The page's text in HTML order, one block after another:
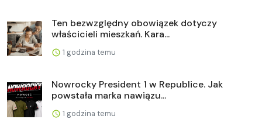
Ten bezwzględny obowiązek dotyczy
właścicieli mieszkań. Kara...
1 godzina temu
Nowrocky President 1 w Republice. Jak
powstała marka nawiązu...
1 godzina temu